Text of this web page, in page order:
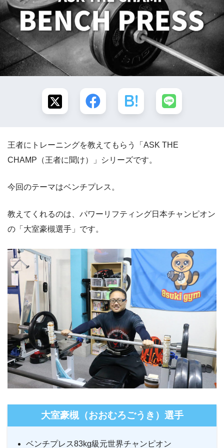
王者にトレーニングを教えてもらう「ASK THE
CHAMP（王者に聞け）」シリーズです。
今回のテーマはベンチプレス。
教えてくれるのは、パワーリフティング日本チャンピオン
の「大室豪槻選手」です。
大室豪槻（おおむろごうき）選手
ベンチプレス83kg級元世界チャンピオン